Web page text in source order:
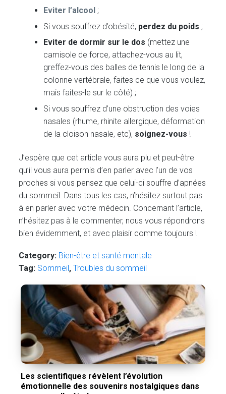
Eviter l’alcool ;
Si vous souffrez d’obésité, perdez du poids ;
Eviter de dormir sur le dos (mettez une
camisole de force, attachez-vous au lit,
greffez-vous des balles de tennis le long de la
colonne vertébrale, faites ce que vous voulez,
mais faites-le sur le côté) ;
Si vous souffrez d’une obstruction des voies
nasales (rhume, rhinite allergique, déformation
de la cloison nasale, etc), soignez-vous !
J’espère que cet article vous aura plu et peut-être
qu’il vous aura permis d’en parler avec l’un de vos
proches si vous pensez que celui-ci souffre d’apnées
du sommeil. Dans tous les cas, n’hésitez surtout pas
à en parler avec votre médecin. Concernant l’article,
n’hésitez pas à le commenter, nous vous répondrons
bien évidemment, et avec plaisir comme toujours !
Category: Bien-être et santé mentale
Tag: Sommeil ,Troubles du sommeil
Les scientifiques révèlent l’évolution
émotionnelle des souvenirs nostalgiques dans